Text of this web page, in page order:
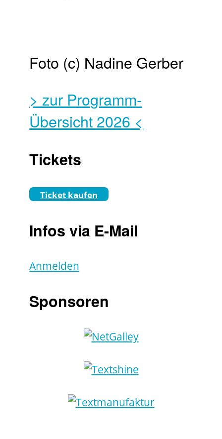
Foto (c) Nadine Gerber
> zur Programm-
Übersicht 2026 <
Tickets
Ticket kaufen
Infos via E-Mail
Anmelden
Sponsoren